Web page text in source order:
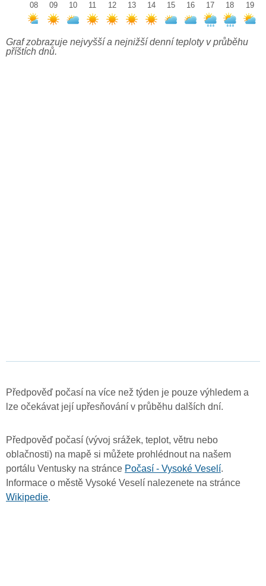
08
09
10
11
12
13
14
15
16
17
18
19
Graf zobrazuje nejvyšší a nejnižší denní teploty v průběhu
příštích dnů.
Předpověď počasí na více než týden je pouze výhledem a
lze očekávat její upřesňování v průběhu dalších dní.
Předpověď počasí (vývoj srážek, teplot, větru nebo
oblačnosti) na mapě si můžete prohlédnout na našem
portálu Ventusky na stránce Počasí - Vysoké Veselí.
Informace o městě Vysoké Veselí nalezenete na stránce
Wikipedie.